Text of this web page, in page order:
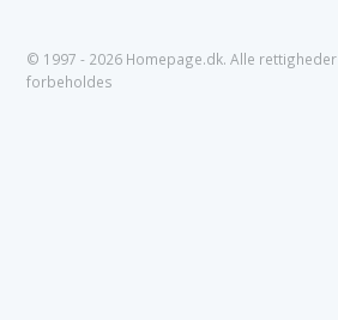
© 1997 - 2026 Homepage.dk. Alle rettigheder
forbeholdes